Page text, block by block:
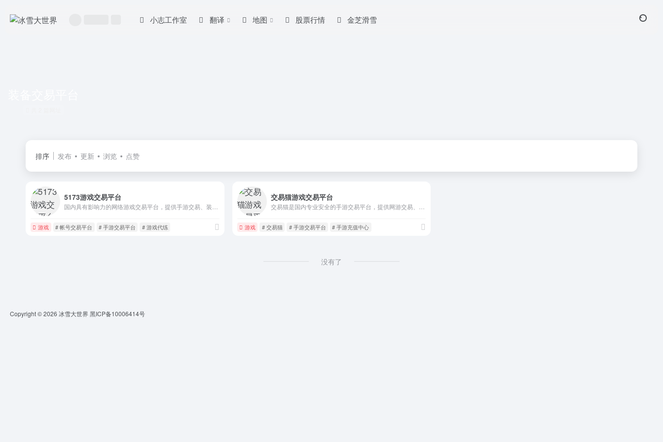
小志工作室 翻译 地图 股票行情 金芝滑雪
排序 发布 更新 浏览 点赞
5173游戏交易平台
游戏 # 帐号交易平台 # 手游交易平台 # 游戏代练
交易猫游戏交易平台
游戏 # 交易猫 # 手游交易平台 # 手游充值中心
没有了
Copyright © 2026 冰雪大世界黑ICP备10006414号